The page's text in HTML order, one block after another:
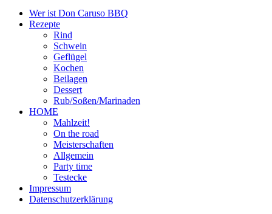
Wer ist Don Caruso BBQ
Rezepte
Rind
Schwein
Geflügel
Kochen
Beilagen
Dessert
Rub/Soßen/Marinaden
HOME
Mahlzeit!
On the road
Meisterschaften
Allgemein
Party time
Testecke
Impressum
Datenschutzerklärung